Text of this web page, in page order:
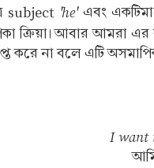
subject 'he'এবং
আবার আমরা এর
করে না বলে এটি
I want